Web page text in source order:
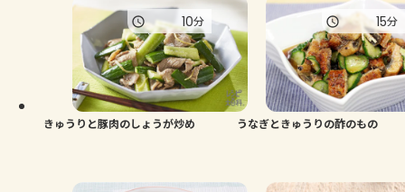
きゅうりと豚肉のしょうが炒め
10分
うなぎときゅうりの酢のもの
15分